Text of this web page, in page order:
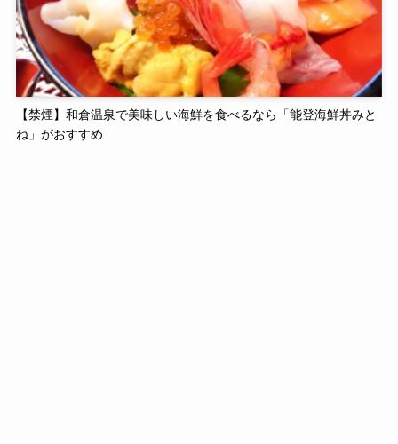
【禁煙】和倉温泉で美味しい海鮮を食べるなら「能登海鮮丼みと
ね」がおすすめ